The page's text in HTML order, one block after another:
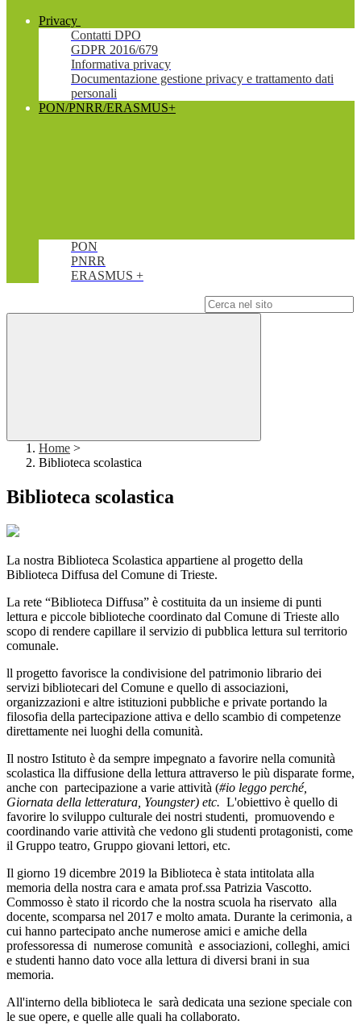
Privacy
Contatti DPO
GDPR 2016/679
Informativa privacy
Documentazione gestione privacy e trattamento dati
personali
PON/PNRR/ERASMUS+
PON
PNRR
ERASMUS +
Home >
Biblioteca scolastica
Biblioteca scolastica
La nostra Biblioteca Scolastica appartiene al progetto della
Biblioteca Diffusa del Comune di Trieste.
La rete “Biblioteca Diffusa” è costituita da un insieme di punti
lettura e piccole biblioteche coordinato dal Comune di Trieste allo
scopo di rendere capillare il servizio di pubblica lettura sul territorio
comunale.
ll progetto favorisce la condivisione del patrimonio librario dei
servizi bibliotecari del Comune e quello di associazioni,
organizzazioni e altre istituzioni pubbliche e private portando la
filosofia della partecipazione attiva e dello scambio di competenze
direttamente nei luoghi della comunità.
Il nostro Istituto è da sempre impegnato a favorire nella comunità
scolastica lla diffusione della lettura attraverso le più disparate forme,
anche con partecipazione a varie attività (#io leggo perché,
Giornata della letteratura, Youngster) etc. L'obiettivo è quello di
favorire lo sviluppo culturale dei nostri studenti, promuovendo e
coordinando varie attività che vedono gli studenti protagonisti, come
il Gruppo teatro, Gruppo giovani lettori, etc.
Il giorno 19 dicembre 2019 la Biblioteca è stata intitolata alla
memoria della nostra cara e amata prof.ssa Patrizia Vascotto.
Commosso è stato il ricordo che la nostra scuola ha riservato alla
docente, scomparsa nel 2017 e molto amata. Durante la cerimonia, a
cui hanno partecipato anche numerose amici e amiche della
professoressa di numerose comunità e associazioni, colleghi, amici
e studenti hanno dato voce alla lettura di diversi brani in sua
memoria.
All'interno della biblioteca le sarà dedicata una sezione speciale con
le sue opere, e quelle alle quali ha collaborato.